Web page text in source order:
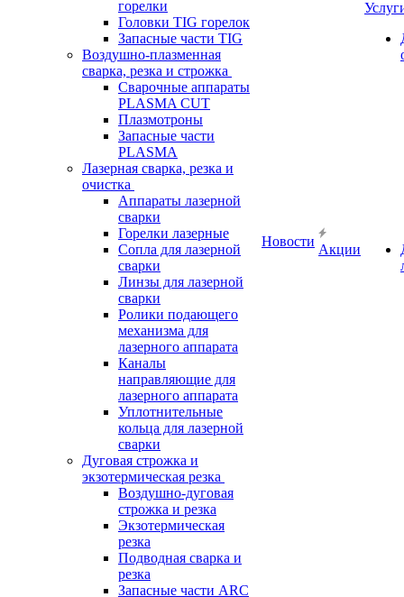
горелки
Головки TIG горелок
Запасные части TIG
Воздушно-плазменная
сварка, резка и строжка
Сварочные аппараты
PLASMA CUT
Плазмотроны
Запасные части
PLASMA
Лазерная сварка, резка и
очистка
Аппараты лазерной
сварки
Горелки лазерные
Сопла для лазерной
сварки
Линзы для лазерной
сварки
Ролики подающего
механизма для
лазерного аппарата
Каналы
направляющие для
лазерного аппарата
Уплотнительные
кольца для лазерной
сварки
Дуговая строжка и
экзотермическая резка
Воздушно-дуговая
строжка и резка
Экзотермическая
резка
Подводная сварка и
резка
Запасные части ARC
Новости
Акции